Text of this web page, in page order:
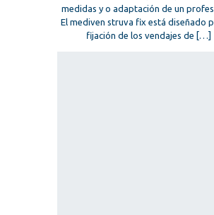
medidas y o adaptación de un
El mediven struva fix está diseñado
fijación de los vendajes de […]